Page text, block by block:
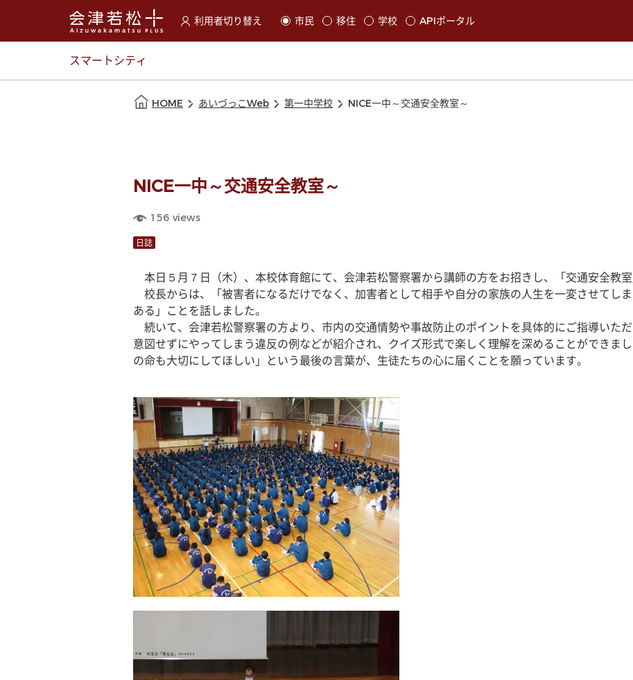
利用者切り替え
選択すると利用者の切替が発生します
市民 移住 学校 APIポータル
スマートシティ
HOME あいづっこWeb 第一中学校 NICE一中～交通安全教室～
NICE一中～交通安全教室～
156 views
日誌
本日５月７日（木）、本校体育館にて、会津若松警察署から講師の方をお招きし、「交通安全教室
校長からは、「被害者になるだけでなく、加害者として相手や自分の家族の人生を一変させてし
ある」ことを話しました。
続いて、会津若松警察署の方より、市内の交通情勢や事故防止のポイントを具体的にご指導いただ
意図せずにやってしまう違反の例などが紹介され、クイズ形式で楽しく理解を深めることができま
の命も大切にしてほしい」という最後の言葉が、生徒たちの心に届くことを願っています。